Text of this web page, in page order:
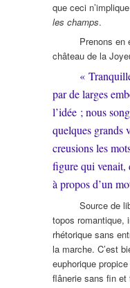
que ceci
les champs.
Prenons en
château de la
«
par de larges
l’idée ; nous
quelques grands
creusions les
figure qui venait,
à propos d’un
Source de
topos romantique,
rhétorique sans
la marche. C’est
euphorique
flânerie sans fin et